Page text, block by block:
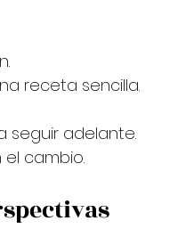
receta sencilla.
seguir adelante.
cambio.